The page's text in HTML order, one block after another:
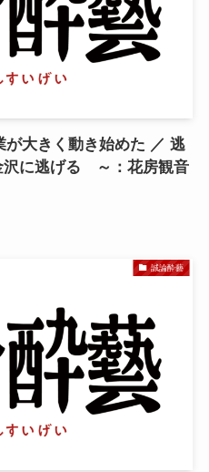
が大きく動き始めた ／ 逃
に逃げる ～：花房観音
誠論酔藝